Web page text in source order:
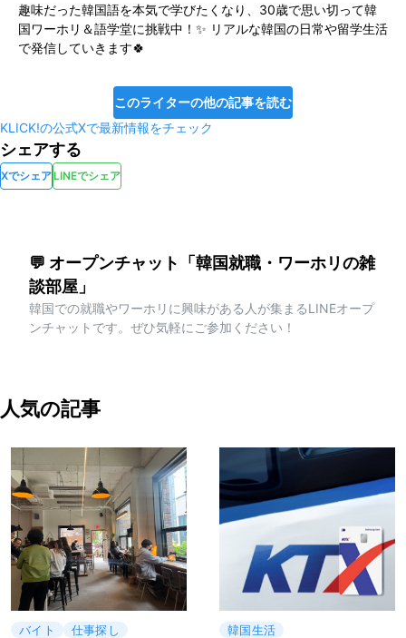
趣味だった韓国語を本気で学びたくなり、30歳で思い切って韓
国ワーホリ＆語学堂に挑戦中！✨ リアルな韓国の日常や留学生活
で発信していきます🍀
このライターの他の記事を読む
KLICK!の公式Xで最新情報をチェック
シェアする
XでシェアLINEでシェア
💬 オープンチャット「韓国就職・ワーホリの雑
談部屋」
韓国での就職やワーホリに興味がある人が集まるLINEオープ
ンチャットです。ぜひ気軽にご参加ください！
人気の記事
バイト 仕事探し 韓国生活